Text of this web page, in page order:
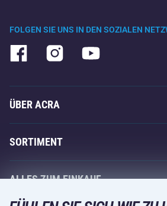
FOLGEN SIE UNS IN DEN SOZIALEN
ÜBER ACRA
Über uns
Acra-Garantie
Kontakte
SORTIMENT
Fitness und Krafttraining
Racketsportarten
ALLES ZUM EINKAUF